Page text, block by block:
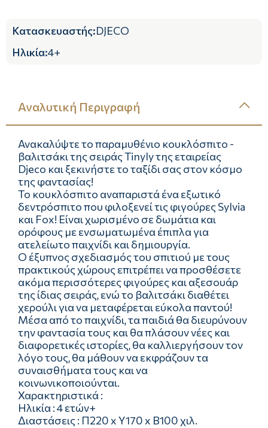
Κατασκευαστής:DJECO
Ηλικία:4+
Αναλυτική Περιγραφή
Ανακαλύψτε το παραμυθένιο κουκλόσπιτο -
βαλιτσάκι της σειράς Tinyly της εταιρείας
Djeco και ξεκινήστε το ταξίδι σας στον κόσμο
της φαντασίας!
Το κουκλόσπιτο αναπαριστά ένα εξωτικό
δεντρόσπιτο που φιλοξενεί τις φιγούρες Sylvia
και Fox! Είναι χωρισμένο σε δωμάτια και
ορόφους με ενσωματωμένα έπιπλα για
ατελείωτο παιχνίδι και δημιουργία.
Ο έξυπνος σχεδιασμός του σπιτιού με τους
πρακτικούς χώρους επιτρέπει να προσθέσετε
ακόμα περισσότερες φιγούρες και αξεσουάρ
της ίδιας σειράς, ενώ το βαλιτσάκι διαθέτει
χερούλι για να μεταφέρεται εύκολα παντού!
Μέσα από το παιχνίδι, τα παιδιά θα διευρύνουν
την φαντασία τους και θα πλάσουν νέες και
διαφορετικές ιστορίες, θα καλλιεργήσουν τον
λόγο τους, θα μάθουν να εκφράζουν τα
συναισθήματα τους και να
κοινωνικοποιούνται.
Χαρακτηριστικά :
Ηλικία : 4 ετών+
Διαστάσεις : Π220 x Υ170 x Β100 χιλ.